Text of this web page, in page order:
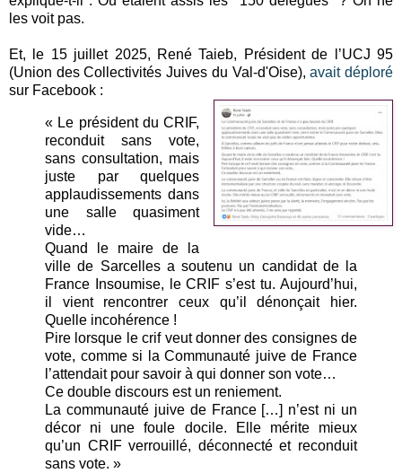
les voit pas.
Et, le 15 juillet 2025, René Taieb, Président de l’UCJ 95
(Union des Collectivités Juives du Val-d'Oise),avait déploré
sur Facebook :
« Le président du CRIF,
reconduit sans vote,
sans consultation, mais
juste par quelques
applaudissements dans
une salle quasiment
vide…
Quand le maire de la
ville de Sarcelles a soutenu un candidat de la
France Insoumise, le CRIF s’est tu. Aujourd’hui,
il vient rencontrer ceux qu’il dénonçait hier.
Quelle incohérence !
Pire lorsque le crif veut donner des consignes de
vote, comme si la Communauté juive de France
l’attendait pour savoir à qui donner son vote…
Ce double discours est un reniement.
La communauté juive de France […] n’est ni un
décor ni une foule docile. Elle mérite mieux
qu’un CRIF verrouillé, déconnecté et reconduit
sans vote. »